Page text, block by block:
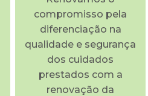
compromisso pela
diferenciação na
qualidade e segurança
dos cuidados
prestados com a
renovação da